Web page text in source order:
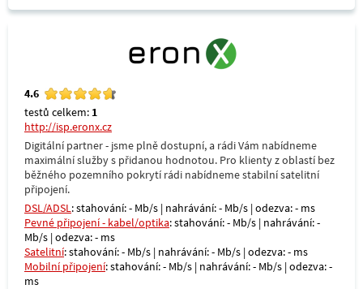
4.6
testů celkem: 1
http://isp.eronx.cz
Digitální partner - jsme plně dostupní, a rádi Vám nabídneme
maximální služby s přidanou hodnotou. Pro klienty z oblastí bez
běžného pozemního pokrytí rádi nabídneme stabilní satelitní
připojení.
DSL/ADSL: stahování: - Mb/s | nahrávání: - Mb/s | odezva: - ms
Pevné připojení - kabel/optika: stahování: - Mb/s | nahrávání: -
Mb/s | odezva: - ms
Satelitní: stahování: - Mb/s | nahrávání: - Mb/s | odezva: - ms
Mobilní připojení: stahování: - Mb/s | nahrávání: - Mb/s | odezva: -
ms